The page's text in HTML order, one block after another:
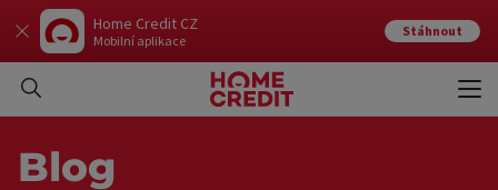
Home Credit CZ
Mobilní aplikace
Stáhnout
Blog